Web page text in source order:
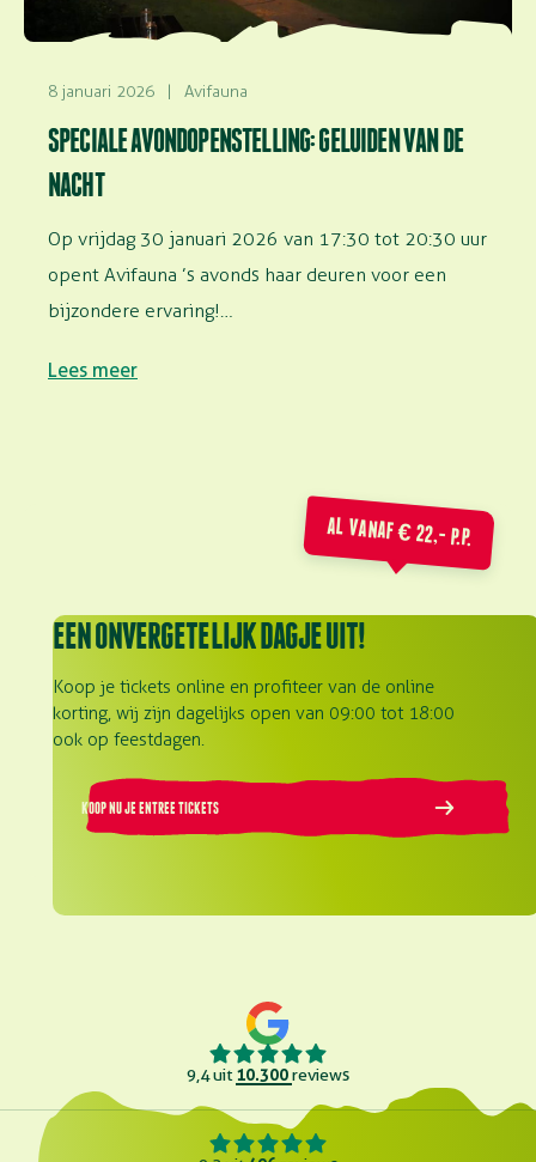
8 januari 2026 | Avifauna
SPECIALE AVONDOPENSTELLING: GELUIDEN VAN DE
NACHT
Op vrijdag 30 januari 2026 van 17:30 tot 20:30 uur
opent Avifauna ’s avonds haar deuren voor een
bijzondere ervaring!…
Lees meer
AL VANAF € 22,- P.P.
EEN ONVERGETELIJK DAGJE UIT!
Koop je tickets online en profiteer van de online
korting, wij zijn dagelijks open van 09:00 tot 18:00
ook op feestdagen.
KOOP NU JE ENTREE TICKETS
9,4 uit 10.300reviews